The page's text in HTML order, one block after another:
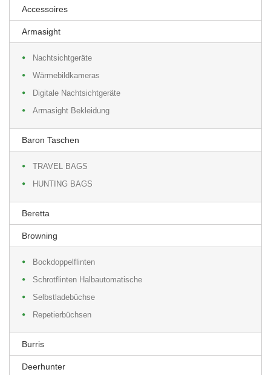
Accessoires
Armasight
Nachtsichtgeräte
Wärmebildkameras
Digitale Nachtsichtgeräte
Armasight Bekleidung
Baron Taschen
TRAVEL BAGS
HUNTING BAGS
Beretta
Browning
Bockdoppelflinten
Schrotflinten Halbautomatische
Selbstladebüchse
Repetierbüchsen
Burris
Deerhunter